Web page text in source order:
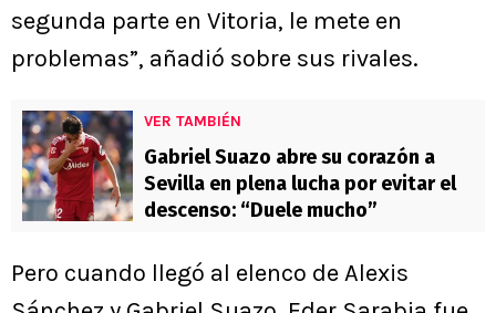
segunda parte en Vitoria, le mete en
problemas”, añadió sobre sus rivales.
VER TAMBIÉN
Gabriel Suazo abre su corazón a
Sevilla en plena lucha por evitar el
descenso: “Duele mucho”
Pero cuando llegó al elenco de Alexis